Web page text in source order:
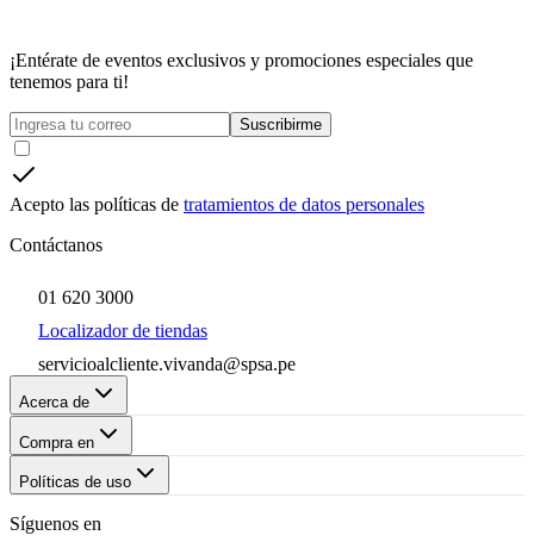
¡Entérate de eventos exclusivos y promociones especiales que
tenemos para ti!
Suscribirme
Acepto las políticas de tratamientos de datos personales
Contáctanos
01 620 3000
Localizador de tiendas
servicioalcliente.vivanda@spsa.pe
Acerca de
Compra en
Políticas de uso
Síguenos en